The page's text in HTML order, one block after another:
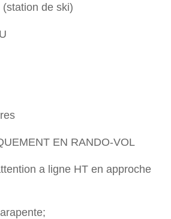
de ski)
EN RANDO-VOL
a ligne HT en approche